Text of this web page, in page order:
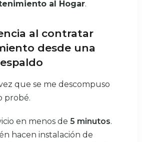
al Hogar.
al contratar
desde una
que se me descompuso
probé.
en menos de 5 minutos.
hacen instalación de